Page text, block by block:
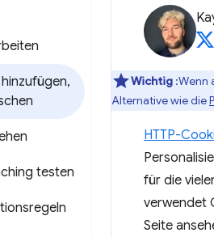
hinzufügen,
testen
Wichtig :Wenn
Alternative wie die
HTTP-
für die
verwendet
Seite